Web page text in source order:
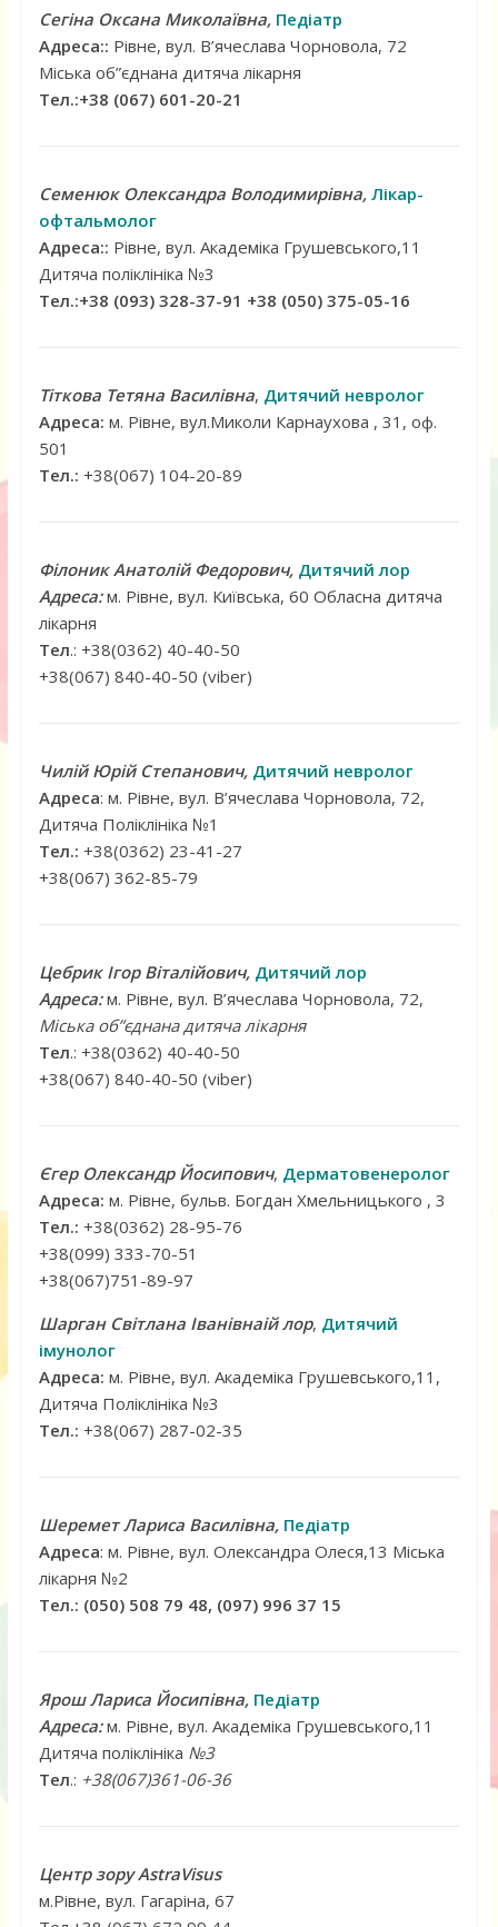
Сегіна Оксана Миколаївна, Педіатр
Адреса:: Рівне, вул. В’ячеслава Чорновола, 72
Міська об”єднана дитяча лікарня
Тел.:+38 (067) 601-20-21
Семенюк Олександра Володимирівна, Лікар-
офтальмолог
Адреса:: Рівне, вул. Академіка Грушевського,11
Дитяча поліклініка №3
Тел.:+38 (093) 328-37-91 +38 (050) 375-05-16
Тіткова Тетяна Василівна, Дитячий невролог
Адреса: м. Рівне, вул.Миколи Карнаухова , 31, оф.
501
Тел.: +38(067) 104-20-89
Філоник Анатолій Федорович, Дитячий лор
Адреса:м. Рівне, вул. Київська, 60 Обласна дитяча
лікарня
Тел.: +38(0362) 40-40-50
+38(067) 840-40-50 (viber)
Чилій Юрій Степанович, Дитячий невролог
Адреса: м. Рівне, вул. В’ячеслава Чорновола, 72,
Дитяча Поліклініка №1
Тел.: +38(0362) 23-41-27
+38(067) 362-85-79
Цебрик Ігор Віталійович, Дитячий лор
Адреса:м. Рівне, вул. В’ячеслава Чорновола, 72,
Міська об”єднана дитяча лікарня
Тел.: +38(0362) 40-40-50
+38(067) 840-40-50 (viber)
Єгер Олександр Йосипович, Дерматовенеролог
Адреса: м. Рівне, бульв. Богдан Хмельницького , 3
Тел.: +38(0362) 28-95-76
+38(099) 333-70-51
+38(067)751-89-97
Шарган Світлана Іванівнаій лор, Дитячий
імунолог
Адреса: м. Рівне, вул. Академіка Грушевського,11,
Дитяча Поліклініка №3
Тел.: +38(067) 287-02-35
Шеремет Лариса Василівна, Педіатр
Адреса: м. Рівне, вул. Олександра Олеся,13 Міська
лікарня №2
Тел.: (050) 508 79 48, (097) 996 37 15
Ярош Лариса Йосипівна, Педіатр
Адреса:м. Рівне, вул. Академіка Грушевського,11
Дитяча поліклініка №3
Тел.: +38(067)361-06-36
Центр зору AstraVisus
м.Рівне, вул. Гагаріна, 67